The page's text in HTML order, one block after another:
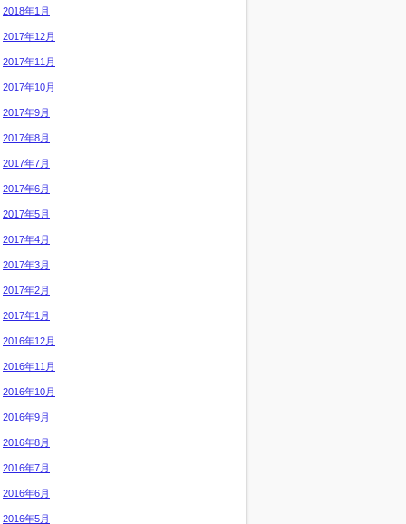
2018年1月
2017年12月
2017年11月
2017年10月
2017年9月
2017年8月
2017年7月
2017年6月
2017年5月
2017年4月
2017年3月
2017年2月
2017年1月
2016年12月
2016年11月
2016年10月
2016年9月
2016年8月
2016年7月
2016年6月
2016年5月